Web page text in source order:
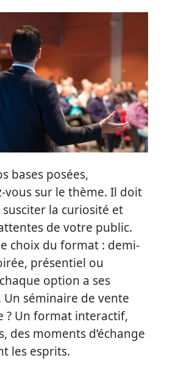
bases posées,
vous sur le thème. Il doit
la curiosité et
de votre public.
choix du format : demi-
présentiel ou
option a ses
Un séminaire de vente
? Un format interactif,
des moments d’échange
les esprits.